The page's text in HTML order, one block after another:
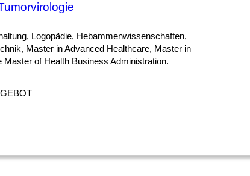
Logopädie, Hebammenwissenschaften,
Master in Advanced Healthcare, Master in
of Health Business Administration.